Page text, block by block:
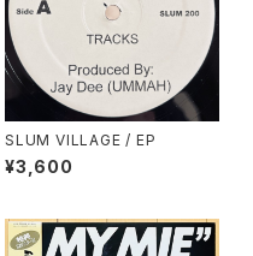
SLUM VILLAGE / EP
¥3,600